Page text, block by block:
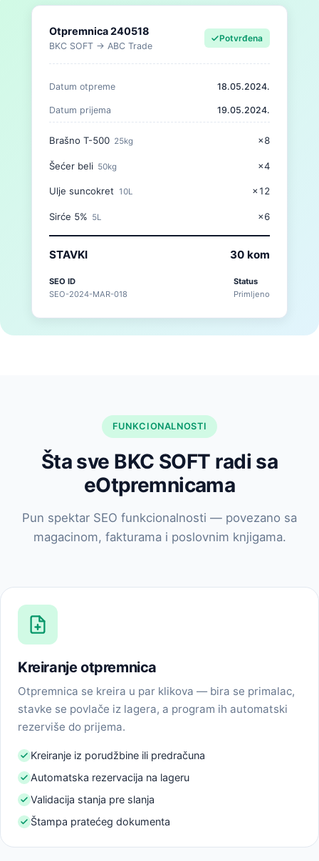
Otpremnica 240518
BKC SOFT → ABC Trade
Potvrđena
Datum otpreme 18.05.2024.
Datum prijema 19.05.2024.
Brašno T-500 25kg ×8
Šećer beli 50kg ×4
Ulje suncokret 10L ×12
Sirće 5% 5L ×6
STAVKI 30 kom
SEO ID
SEO-2024-MAR-018
Status
Primljeno
FUNKCIONALNOSTI
Šta sve BKC SOFT radi sa
eOtpremnicama
Pun spektar SEO funkcionalnosti — povezano sa
magacinom, fakturama i poslovnim knjigama.
Kreiranje otpremnica
Otpremnica se kreira u par klikova — bira se primalac,
stavke se povlače iz lagera, a program ih automatski
rezerviše do prijema.
Kreiranje iz porudžbine ili predračuna
Automatska rezervacija na lageru
Validacija stanja pre slanja
Štampa pratećeg dokumenta